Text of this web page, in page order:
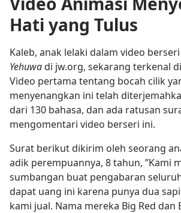
Hati yang Tulus
Kaleb, anak lelaki dalam video berseri
Yehuwadi jw.org, sekarang terkenal
Video pertama tentang bocah cilik
menyenangkan ini telah
dari 130 bahasa, dan ada ratusan
mengomentari video berseri ini.
Surat berikut dikirim oleh seorang
adik perempuannya, 8 tahun, ”Kami
sumbangan buat pengabaran
dapat uang ini karena punya dua
kami jual. Nama mereka Big Red dan